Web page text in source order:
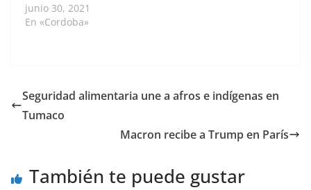
materializado, no solo
a través de las
de formalización de la
propiedad. BOGOTÁ D.
C., 30 de junio de
junio 30, 2021
En «Cordoba»
Seguridad alimentaria une a afros e indígenas en
Tumaco
Macron recibe a Trump en París
También te puede gustar